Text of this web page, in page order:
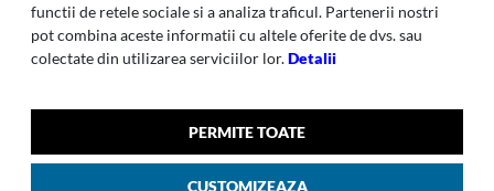
functii de retele sociale si a analiza traficul. Partenerii nostri
pot combina aceste informatii cu altele oferite de dvs. sau
colectate din utilizarea serviciilor lor.Detalii
PERMITE TOATE
CUSTOMIZEAZA
ATTRIX